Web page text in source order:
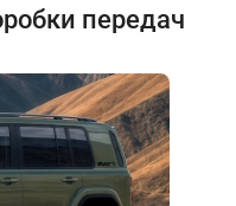
передач